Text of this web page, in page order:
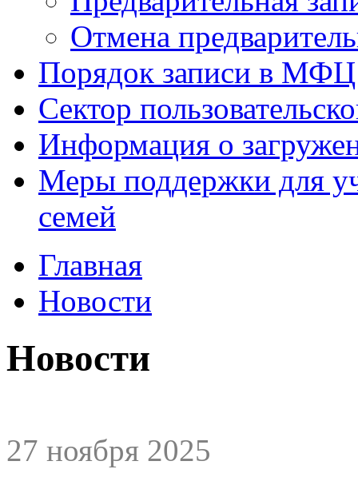
Отмена
Порядок записи в МФЦ
Сектор
Информация о
Меры поддержки для
семей
Главная
Новости
Новости
27 ноября 2025